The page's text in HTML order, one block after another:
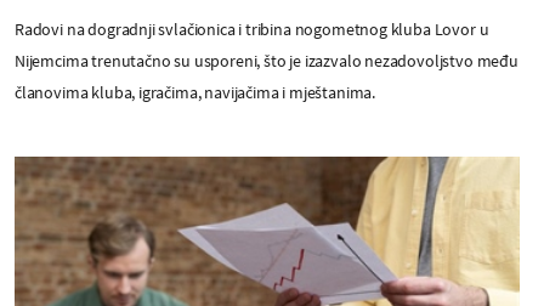
Radovi na dogradnji svlačionica i tribina nogometnog kluba Lovor u
Nijemcima trenutačno su usporeni, što je izazvalo nezadovoljstvo među
članovima kluba, igračima, navijačima i mještanima.